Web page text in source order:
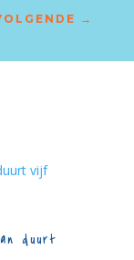
→
duurt